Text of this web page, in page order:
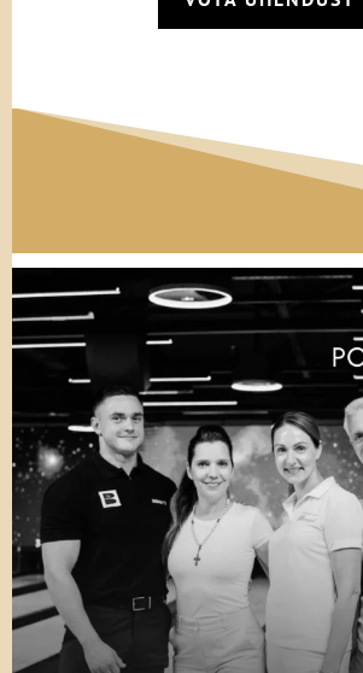
vähemalt teatud määral.
Bruce astus õhtukooli, lõpetas
võeti Washingtoni ülikooli. Isa
Hongkongis perekonna
lauldes: „Me panustasime õigele
Bruce`i hinded polnud kõige
ta ei langenud üheltki kursuselt
keskendus varakult
kolledži eelviimasel aastal
filosoofiakursust, mis sütitasid
sügava huvi. Kui hiljem päriti,
ülikoolis tema põhiõppeaine,
naerdes: „ Kas oled valmis
Filosoofia, kallis mees.“ See
õige – ta ei valinud kunagi
asemel põhiaineks filosoofiat -,